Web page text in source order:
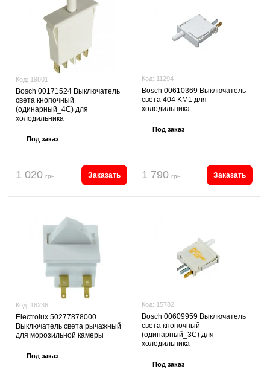
Код: 19801
Bosch 00171524 Выключатель
света кнопочный
(одинарный_4C) для
холодильника
Под заказ
1 020 грн Заказать
Код: 11294
Bosch 00610369 Выключатель
света 404 KM1 для
холодильника
Под заказ
1 790 грн Заказать
Код: 16236
Electrolux 50277878000
Выключатель света рычажный
для морозильной камеры
Под заказ
Код: 15782
Bosch 00609959 Выключатель
света кнопочный
(одинарный_3C) для
холодильника
Под заказ